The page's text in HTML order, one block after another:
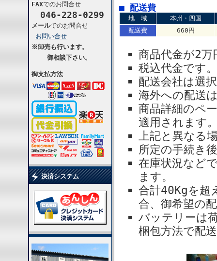
FAXでのお問合せ
046-228-0299
メールでのお問合せ
お問い合せ
※卸売も行います。
御相談下さい。
御支払方法
決済システム
■ 配送費
地 域
本州・四国
配送費
660円
商品代金が2万
税込代金です。
配送会社は選
海外への配送
商品詳細のペ
適用されます
上記と異なる
所定の手続き
在庫状況など
ます。
合計40Kgを超
合、御希望の
バッテリーは
梱包方法で配